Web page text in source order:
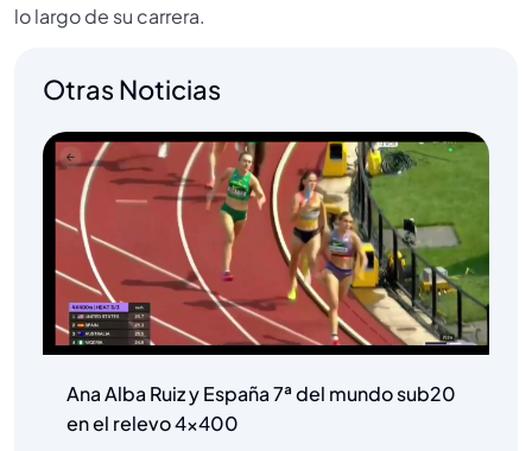
lo largo de su carrera.
Otras Noticias
Ana Alba Ruiz y España 7ª del mundo sub20
en el relevo 4×400